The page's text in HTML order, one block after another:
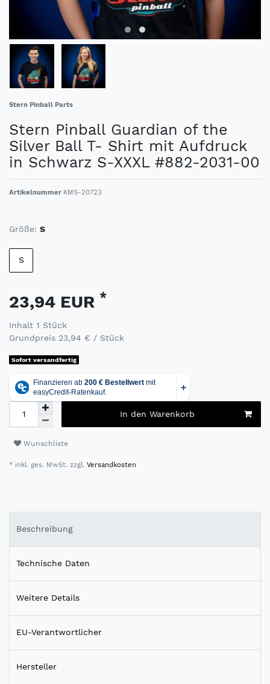
Stern Pinball Parts
Stern Pinball Guardian of the
Silver Ball T- Shirt mit Aufdruck
in Schwarz S-XXXL #882-2031-00
Artikelnummer KMS-20723
Größe: S
S
23,94 EUR *
Inhalt 1 Stück
Grundpreis 23,94 € / Stück
Sofort versandfertig
In den Warenkorb
Wunschliste
* inkl. ges. MwSt. zzgl. Versandkosten
Beschreibung
Technische Daten
Weitere Details
EU-Verantwortlicher
Hersteller